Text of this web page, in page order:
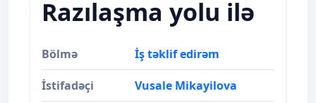
Razılaşma yolu ilə
Bölmə İş təklif edirəm
İstifadəçi Vusale Mikayilova